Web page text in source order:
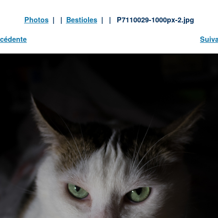
Photos| | Bestioles| | P7110029-1000px-2.jpg